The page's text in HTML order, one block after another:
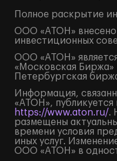
Полное раскрытие
ООО «АТОН» внесено
инвестиционных
ООО «АТОН»
«Московская
Петербургская
Информация,
«АТОН»,
https://www.aton.ru/.
размещены
времени условия
иных услуг.
ООО «АТОН» в